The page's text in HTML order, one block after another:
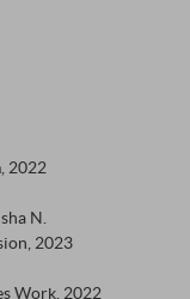
2022
N.
2023
Work, 2022